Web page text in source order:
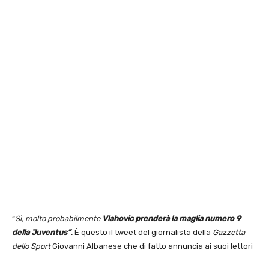
“Sì, molto probabilmente Vlahovic prenderà la maglia numero 9
della Juventus”. È questo il tweet del giornalista della Gazzetta
dello SportGiovanni Albanese che di fatto annuncia ai suoi lettori